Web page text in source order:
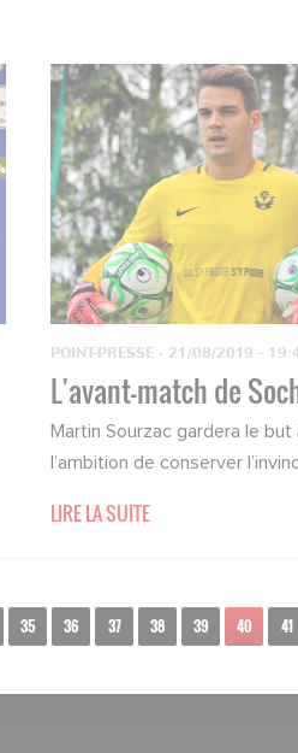
POINT-PRESSE · 21/08/2019 -
L'avant-match de
Martin Sourzac gardera le but
l’ambition de conserver
LIRE LA SUITE
35 36 37 38 39 40 41